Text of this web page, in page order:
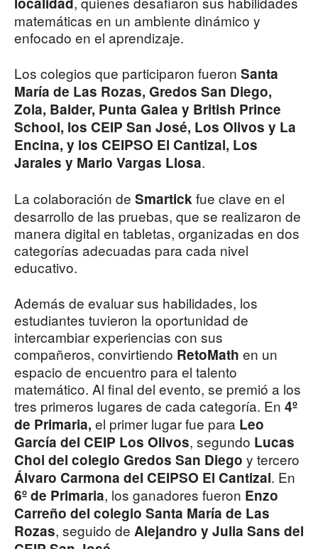
matemáticas en un ambiente dinámico y
enfocado en el aprendizaje.
Los colegios que participaron fueron Santa
María de Las Rozas, Gredos San Diego,
Zola, Balder, Punta Galea y British Prince
School, los CEIP San José, Los Olivos y La
Encina, y los CEIPSO El Cantizal, Los
Jarales y Mario Vargas Llosa.
La colaboración de Smartickfue clave en el
desarrollo de las pruebas, que se realizaron de
manera digital en tabletas, organizadas en dos
categorías adecuadas para cada nivel
educativo.
Además de evaluar sus habilidades, los
estudiantes tuvieron la oportunidad de
intercambiar experiencias con sus
compañeros, convirtiendo RetoMath en un
espacio de encuentro para el talento
matemático. Al final del evento, se premió a los
tres primeros lugares de cada categoría. En 4º
de Primaria, el primer lugar fue para Leo
García del CEIP Los Olivos, segundo Lucas
Choi del colegio Gredos San Diego y tercero
Álvaro Carmona del CEIPSO El Cantizal. En
6º de Primaria, los ganadores fueron Enzo
Carreño del colegio Santa María de Las
Rozas, seguido de Alejandro y Julia Sans del